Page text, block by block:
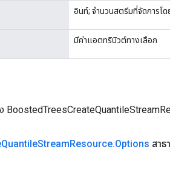
อินท์; จำนวนสตรีมที่จัดการโ
มีค่าแอตทริบิวต์ทางเลือก
QuantileStreamResource.Options สา